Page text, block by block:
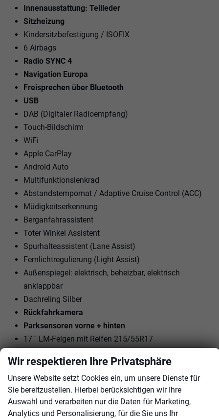
Innenausstattung: Teilleder
Sitzheizung
Kindersitzbefestigung / ISOFIX
6 Airbags
Radio SYNC 4
Navigation Europa
Freisprechen über Bluetooth
USB
DAB (Digitaler Radioempfang)
Touch-Bildschirm
WiFi
Apple CarPlay
Android Auto
Multifunktionslenkrad
Abstandstempomat / Adaptive Cruise Control (ACC)
Müdigkeitserkennung
Berganfahrassistent
Toter Winkel Assistent
Spurhalteassistent (Lane Assist)
Fernlichtregulierung (Light Assist)
Außenspiegel: elektrisch, beheizbar, elektrisch
anklappbar
Dachreling Silber
Rückfahrkamera
Parksensoren vorne + hinten
17"" LM-Felgen mit Reifen 215/55R17
Tagfahrlicht mit LED
Geschwindigkeitserkennung
Pre-Collision-Asstistent
Rückwärts-Brems-Assistent
Warnung Querverkehr
Wir respektieren Ihre Privatsphäre
Unsere Website setzt Cookies ein, um unsere Dienste für
Sie bereitzustellen. Hierbei berücksichtigen wir Ihre
Auswahl und verarbeiten nur die Daten für Marketing,
Analytics und Personalisierung, für die Sie uns Ihr